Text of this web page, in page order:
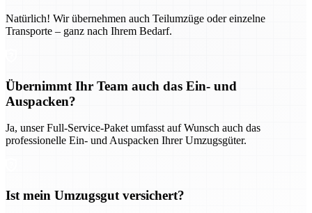
Natürlich! Wir übernehmen auch Teilumzüge oder einzelne
Transporte – ganz nach Ihrem Bedarf.
Übernimmt Ihr Team auch das Ein- und
Auspacken?
Ja, unser Full-Service-Paket umfasst auf Wunsch auch das
professionelle Ein- und Auspacken Ihrer Umzugsgüter.
Ist mein Umzugsgut versichert?